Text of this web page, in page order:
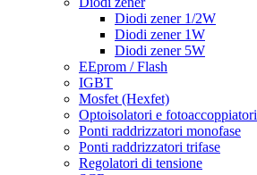
Diodi zener 1/2W
Diodi zener 1W
Diodi zener 5W
EEprom / Flash
IGBT
Mosfet (Hexfet)
Optoisolatori e fotoaccoppiatori
Ponti raddrizzatori monofase
Ponti raddrizzatori trifase
Regolatori di tensione